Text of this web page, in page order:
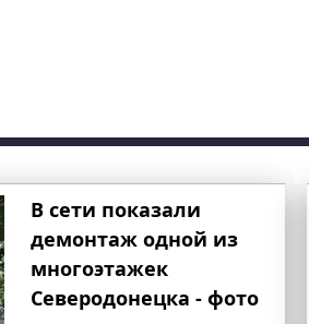
В сети показали
демонтаж одной из
многоэтажек
Северодонецка - фото